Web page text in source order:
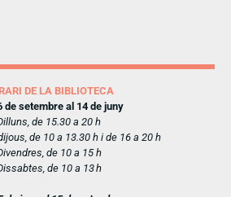
DE LA BIBLIOTECA
de setembre al 14 de juny
de 15.30 a 20 h
de 10 a 13.30 h i de 16 a 20 h
de 10 a 15 h
de 10 a 13 h